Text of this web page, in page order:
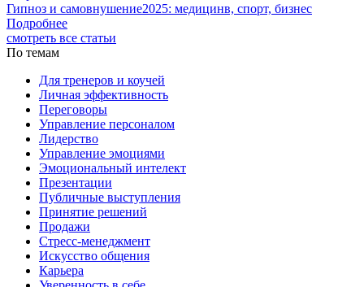
Гипноз и самовнушение2025: медицинв, спорт, бизнес
Подробнее
смотреть все статьи
По темам
Для тренеров и коучей
Личная эффективность
Переговоры
Управление персоналом
Лидерство
Управление эмоциями
Эмоциональный интелект
Презентации
Публичные выступления
Принятие решений
Продажи
Стресс-менеджмент
Искусство общения
Карьера